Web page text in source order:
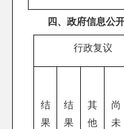
四、政府信息公
行政复议
结
果
结
果
其
他
尚
未